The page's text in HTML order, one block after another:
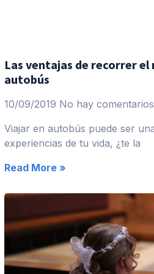
Las ventajas de recorrer el
autobús
10/09/2019 No hay comentarios
Viajar en autobús puede ser
experiencias de tu vida, ¿te la
Read More »